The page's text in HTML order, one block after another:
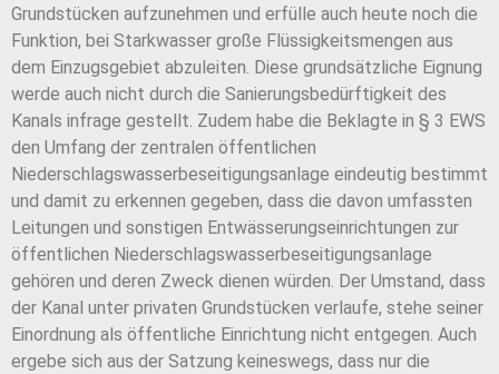
Grundstücken aufzunehmen und erfülle auch heute noch die
Funktion, bei Starkwasser große Flüssigkeitsmengen aus
dem Einzugsgebiet abzuleiten. Diese grundsätzliche Eignung
werde auch nicht durch die Sanierungsbedürftigkeit des
Kanals infrage gestellt. Zudem habe die Beklagte in § 3 EWS
den Umfang der zentralen öffentlichen
Niederschlagswasserbeseitigungsanlage eindeutig bestimmt
und damit zu erkennen gegeben, dass die davon umfassten
Leitungen und sonstigen Entwässerungseinrichtungen zur
öffentlichen Niederschlagswasserbeseitigungsanlage
gehören und deren Zweck dienen würden. Der Umstand, dass
der Kanal unter privaten Grundstücken verlaufe, stehe seiner
Einordnung als öffentliche Einrichtung nicht entgegen. Auch
ergebe sich aus der Satzung keineswegs, dass nur die